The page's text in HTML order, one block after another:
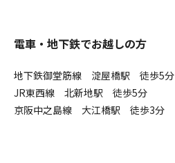
電車・地下鉄でお越しの方
地下鉄御堂筋線 淀屋橋駅 徒歩5分
JR東西線 北新地駅 徒歩5分
京阪中之島線 大江橋駅 徒歩3分